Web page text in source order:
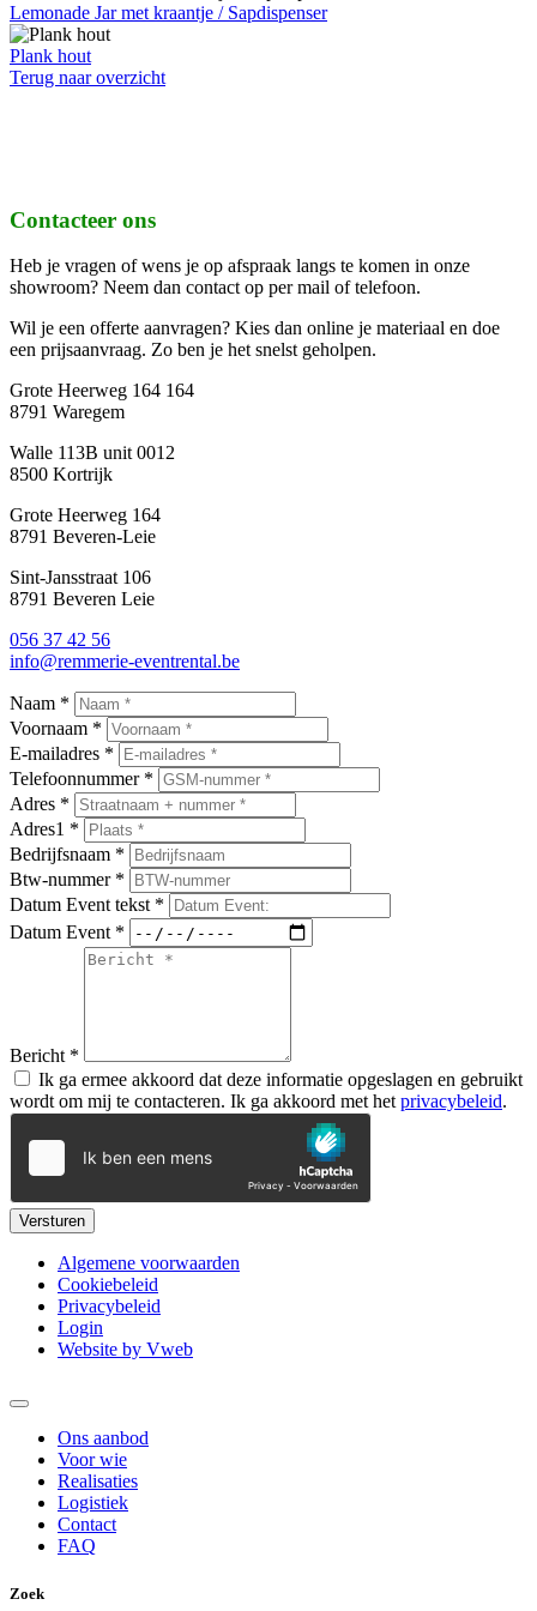
Lemonade Jar met kraantje / Sapdispenser
Plank hout
Terug naar overzicht
Contacteer ons
Heb je vragen of wens je op afspraak langs te komen in onze
showroom? Neem dan contact op per mail of telefoon.
Wil je een offerte aanvragen? Kies dan online je materiaal en doe
een prijsaanvraag. Zo ben je het snelst geholpen.
Grote Heerweg 164 164
8791 Waregem
Walle 113B unit 0012
8500 Kortrijk
Grote Heerweg 164
8791 Beveren-Leie
Sint-Jansstraat 106
8791 Beveren Leie
056 37 42 56
info@remmerie-eventrental.be
Naam *
Voornaam *
E-mailadres *
Telefoonnummer *
Adres *
Adres1 *
Bedrijfsnaam *
Btw-nummer *
Datum Event tekst *
Datum Event *
Bericht *
Ik ga ermee akkoord dat deze informatie opgeslagen en gebruikt
wordt om mij te contacteren. Ik ga akkoord met het privacybeleid.
Versturen
Algemene voorwaarden
Cookiebeleid
Privacybeleid
Login
Website by Vweb
Ons aanbod
Voor wie
Realisaties
Logistiek
Contact
FAQ
Zoek